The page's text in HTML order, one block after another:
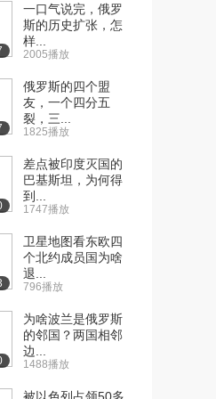
一口气说完，俄罗
斯的历史扩张，怎
样...
2005播放
俄罗斯的四个盟
友，一个四分五
裂，三...
1825播放
差点被印度灭国的
巴基斯坦，为何得
到...
1747播放
卫星地图看东欧四
个北约成员国为啥
退...
796播放
为啥波兰是俄罗斯
的邻国？两国相邻
边...
1488播放